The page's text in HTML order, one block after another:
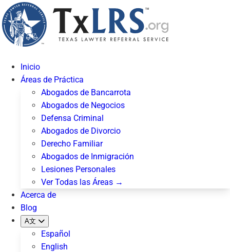
Inicio
Áreas de Práctica
Abogados de Bancarrota
Abogados de Negocios
Defensa Criminal
Abogados de Divorcio
Derecho Familiar
Abogados de Inmigración
Lesiones Personales
Ver Todas las Áreas →
Acerca de
Blog
A文
Español
English